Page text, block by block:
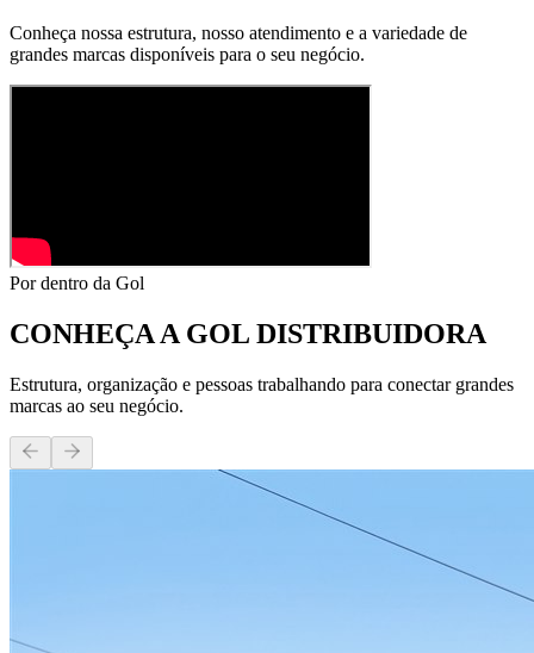
Conheça nossa estrutura, nosso atendimento e a variedade de
grandes marcas disponíveis para o seu negócio.
Por dentro da Gol
CONHEÇA AGOL DISTRIBUIDORA
Estrutura, organização e pessoas trabalhando para conectar grandes
marcas ao seu negócio.